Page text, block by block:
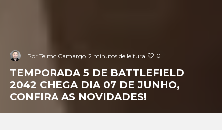
Por Telmo Camargo 2 minutos de leitura 0
TEMPORADA 5 DE BATTLEFIELD
2042 CHEGA DIA 07 DE JUNHO,
CONFIRA AS NOVIDADES!